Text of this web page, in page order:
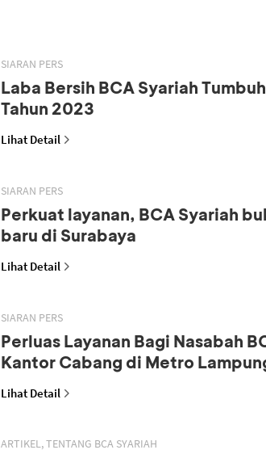
SIARAN PERS
Laba Bersih BCA Syariah
Tahun 2023
Lihat Detail
SIARAN PERS
Perkuat layanan, BCA Syariah
baru di Surabaya
Lihat Detail
SIARAN PERS
Perluas Layanan Bagi Nasabah
Kantor Cabang di Metro
Lihat Detail
ARTIKEL, TENTANG BCA SYARIAH